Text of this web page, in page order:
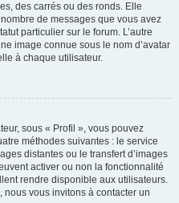
des carrés ou des ronds. Elle
de messages que vous avez
particulier sur le forum. L’autre
image connue sous le nom d’avatar
à chaque utilisateur.
sous « Profil », vous pouvez
méthodes suivantes : le service
distantes ou le transfert d’images
activer ou non la fonctionnalité
rendre disponible aux utilisateurs.
nous vous invitons à contacter un